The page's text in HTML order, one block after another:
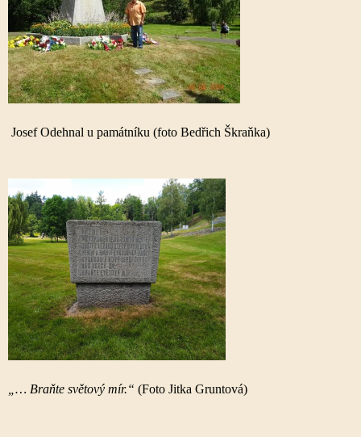
Josef Odehnal u památníku (foto Bedřich Škraňka)
„… Braňte světový mír.“ (Foto Jitka Gruntová)